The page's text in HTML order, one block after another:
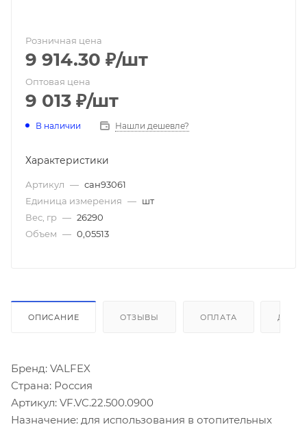
Розничная цена
9 914.30 ₽/шт
Оптовая цена
9 013 ₽/шт
В наличии Нашли дешевле?
Характеристики
Артикул — сан93061
Единица измерения — шт
Вес, гр — 26290
Объем — 0,05513
ОПИСАНИЕ ОТЗЫВЫ ОПЛАТА
Бренд: VALFEX
Страна: Россия
Артикул: VF.VC.22.500.0900
Назначение: для использования в отопительных